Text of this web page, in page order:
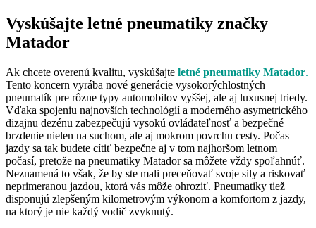
Vyskúšajte letné pneumatiky značky
Matador
Ak chcete overenú kvalitu, vyskúšajte letné pneumatiky Matador.
Tento koncern vyrába nové generácie vysokorýchlostných
pneumatík pre rôzne typy automobilov vyššej, ale aj luxusnej triedy.
Vďaka spojeniu najnovších technológií a moderného asymetrického
dizajnu dezénu zabezpečujú vysokú ovládateľnosť a bezpečné
brzdenie nielen na suchom, ale aj mokrom povrchu cesty. Počas
jazdy sa tak budete cítiť bezpečne aj v tom najhoršom letnom
počasí, pretože na pneumatiky Matador sa môžete vždy spoľahnúť.
Neznamená to však, že by ste mali preceňovať svoje sily a riskovať
neprimeranou jazdou, ktorá vás môže ohroziť. Pneumatiky tiež
disponujú zlepšeným kilometrovým výkonom a komfortom z jazdy,
na ktorý je nie každý vodič zvyknutý.